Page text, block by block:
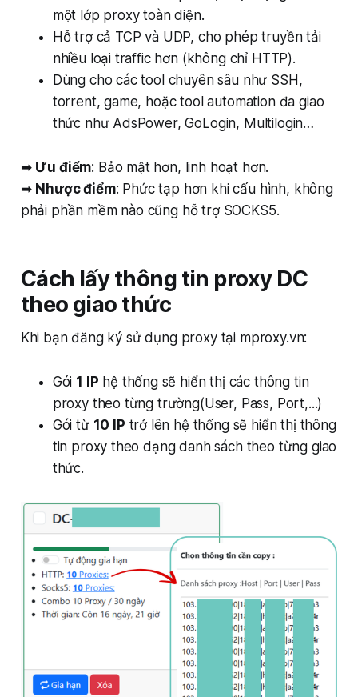
một lớp proxy toàn diện.
Hỗ trợ cả TCP và UDP, cho phép truyền tải
nhiều loại traffic hơn (không chỉ HTTP).
Dùng cho các tool chuyên sâu như SSH,
torrent, game, hoặc tool automation đa giao
thức như AdsPower, GoLogin, Multilogin…
➡ Ưu điểm: Bảo mật hơn, linh hoạt hơn.
➡ Nhược điểm: Phức tạp hơn khi cấu hình, không
phải phần mềm nào cũng hỗ trợ SOCKS5.
Cách lấy thông tin proxy DC
theo giao thức
Khi bạn đăng ký sử dụng proxy tại mproxy.vn:
Gói 1 IP hệ thống sẽ hiển thị các thông tin
proxy theo từng trường(User, Pass, Port,...)
Gói từ 10 IP trở lên hệ thống sẽ hiển thị thông
tin proxy theo dạng danh sách theo từng giao
thức.